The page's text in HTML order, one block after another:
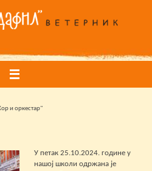
и оркестар"
У петак 25.10.2024. године у
нашој школи одржана је